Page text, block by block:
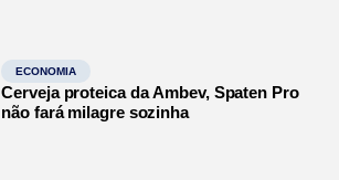
ECONOMIA
Cerveja proteica da Ambev, Spaten Pro
não fará milagre sozinha